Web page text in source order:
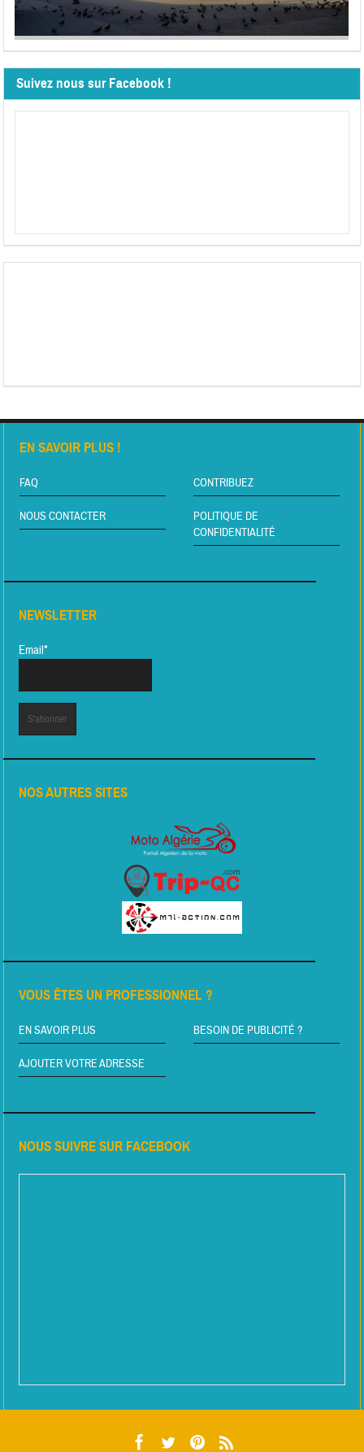
Suivez nous sur Facebook !
EN SAVOIR PLUS !
FAQ CONTRIBUEZ
NOUS CONTACTER
POLITIQUE DE
CONFIDENTIALITÉ
NEWSLETTER
Email*
NOS AUTRES SITES
VOUS ÊTES UN PROFESSIONNEL ?
EN SAVOIR PLUS BESOIN DE PUBLICITÉ ?
AJOUTER VOTRE ADRESSE
NOUS SUIVRE SUR FACEBOOK